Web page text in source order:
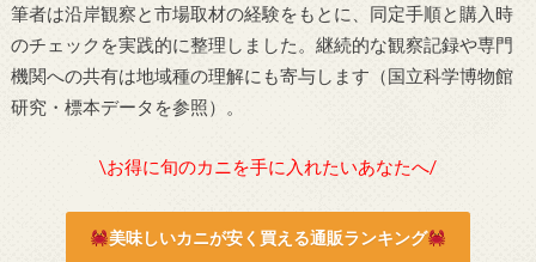
筆者は沿岸観察と市場取材の経験をもとに、同定手順と購入時
のチェックを実践的に整理しました。継続的な観察記録や専門
機関への共有は地域種の理解にも寄与します（国立科学博物館
研究・標本データを参照）。
\お得に旬のカニを手に入れたいあなたへ/
美味しいカニが安く買える通販ランキング